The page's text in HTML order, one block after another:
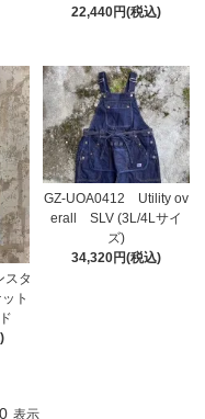
22,440円(税込)
タ
ト
GZ-UOA0412 Utility ov
erall SLV (3L/4Lサイ
ズ)
34,320円(税込)
表示